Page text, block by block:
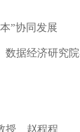
”协同发展
据经济研究
授 赵程程